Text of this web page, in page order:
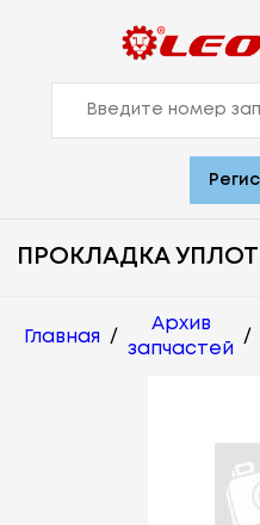
ПРОКЛАДКА
Главная /
Архив
запчастей
/